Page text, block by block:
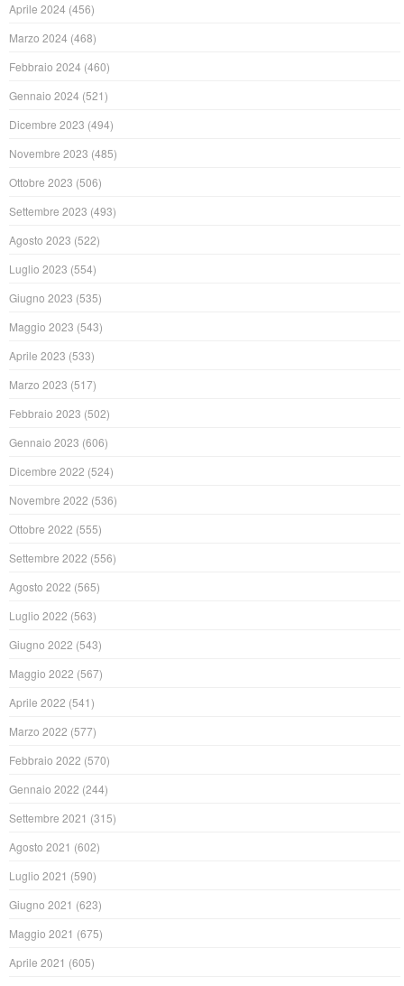
Aprile 2024 (456)
Marzo 2024 (468)
Febbraio 2024 (460)
Gennaio 2024 (521)
Dicembre 2023 (494)
Novembre 2023 (485)
Ottobre 2023 (506)
Settembre 2023 (493)
Agosto 2023 (522)
Luglio 2023 (554)
Giugno 2023 (535)
Maggio 2023 (543)
Aprile 2023 (533)
Marzo 2023 (517)
Febbraio 2023 (502)
Gennaio 2023 (606)
Dicembre 2022 (524)
Novembre 2022 (536)
Ottobre 2022 (555)
Settembre 2022 (556)
Agosto 2022 (565)
Luglio 2022 (563)
Giugno 2022 (543)
Maggio 2022 (567)
Aprile 2022 (541)
Marzo 2022 (577)
Febbraio 2022 (570)
Gennaio 2022 (244)
Settembre 2021 (315)
Agosto 2021 (602)
Luglio 2021 (590)
Giugno 2021 (623)
Maggio 2021 (675)
Aprile 2021 (605)